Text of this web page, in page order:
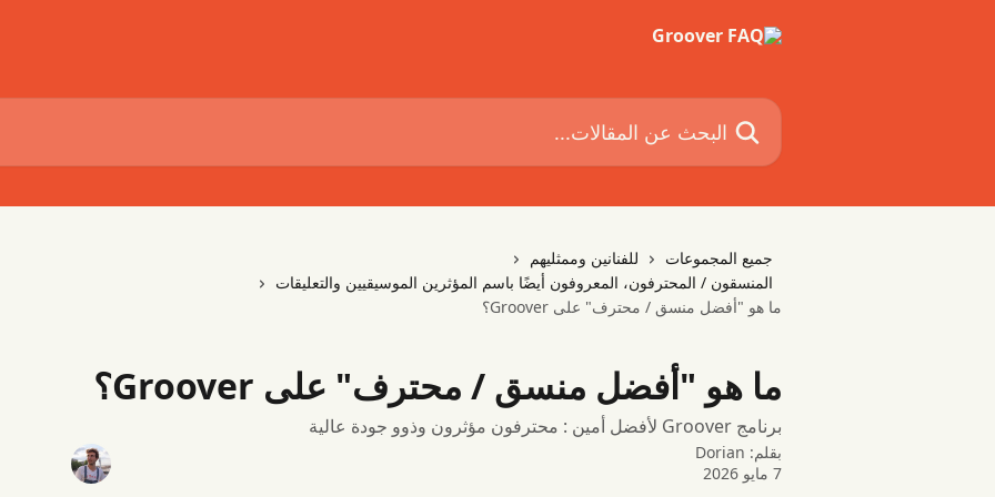
البحث عن المقالات...
جميع المجموعات
للفنانين وممثليهم
المنسقون / المحترفون، المعروفون أيضًا باسم المؤثرين الموسيقيين والتعليقات
ما هو "أفضل منسق / محترف" على Groover؟
ما هو "أفضل منسق / محترف" على Groover؟
برنامج Groover لأفضل أمين : محترفون مؤثرون وذوو جودة عالية
بقلم: Dorian
7 مايو 2026